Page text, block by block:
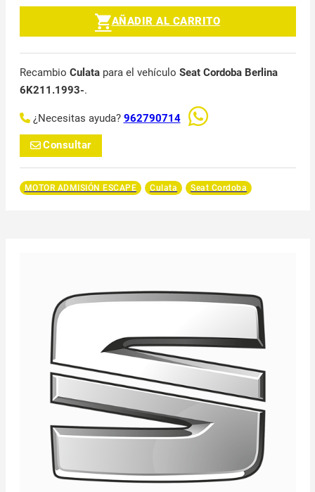
AÑADIR AL CARRITO
Recambio Culatapara el vehículo Seat Cordoba Berlina
6K211.1993-.
¿Necesitas ayuda? 962790714
Consultar
MOTOR ADMISIÓN ESCAPE Culata Seat Cordoba